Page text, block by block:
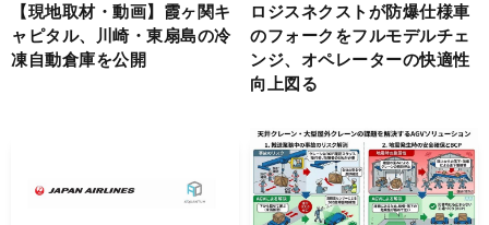
【現地取材・動画】霞ヶ関キ
ャピタル、川崎・東扇島の冷
凍自動倉庫を公開
ロジスネクストが防爆仕様車
のフォークをフルモデルチェ
ンジ、オペレーターの快適性
向上図る